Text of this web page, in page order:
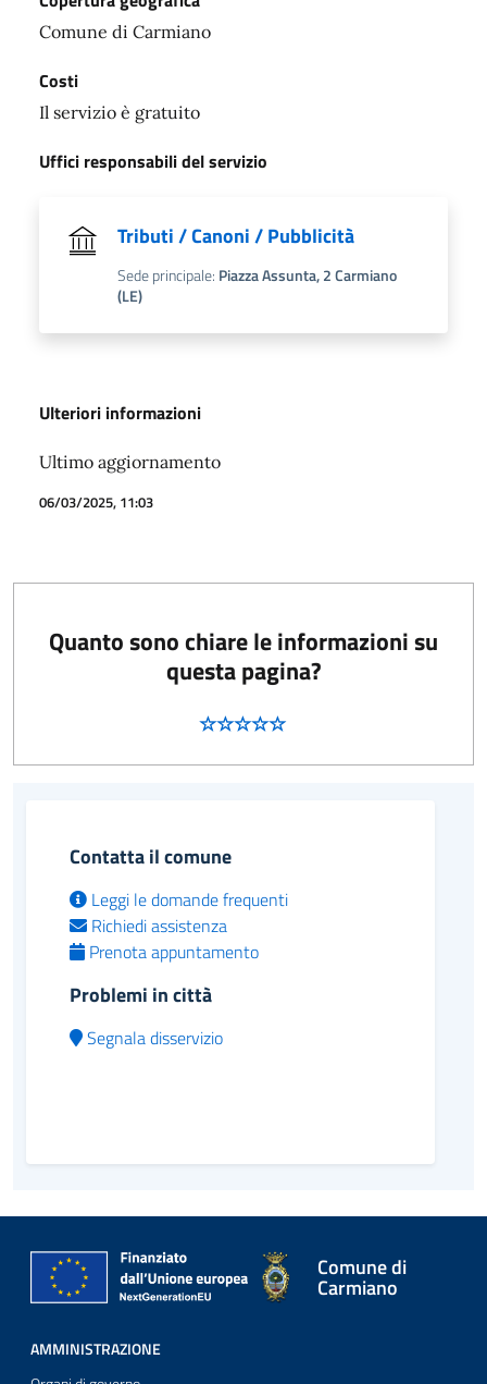
Comune di Carmiano
Costi
Il servizio è gratuito
Uffici responsabili del servizio
Tributi / Canoni / Pubblicità
Sede principale: Piazza Assunta, 2 Carmiano
(LE)
Ulteriori informazioni
Ultimo aggiornamento
06/03/2025, 11:03
Quanto sono chiare le informazioni su
questa pagina?
Contatta il comune
Leggi le domande frequenti
Richiedi assistenza
Prenota appuntamento
Problemi in città
Segnala disservizio
Comune di
Carmiano
AMMINISTRAZIONE